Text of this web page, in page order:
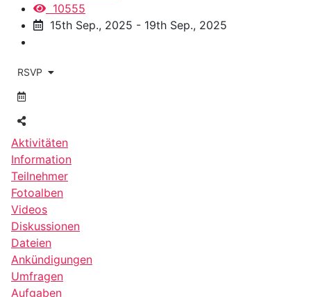
10555
15th Sep., 2025 - 19th Sep., 2025
RSVP
Aktivitäten
Information
Teilnehmer
Fotoalben
Videos
Diskussionen
Dateien
Ankündigungen
Umfragen
Aufgaben